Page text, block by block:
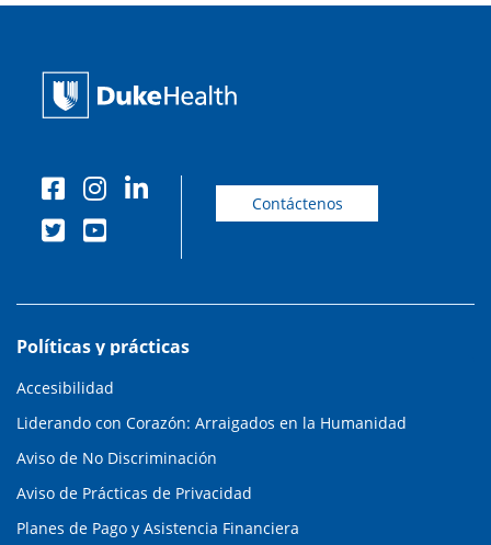
Contáctenos
Políticas y prácticas
Accesibilidad
Liderando con Corazón: Arraigados en la Humanidad
Aviso de No Discriminación
Aviso de Prácticas de Privacidad
Planes de Pago y Asistencia Financiera